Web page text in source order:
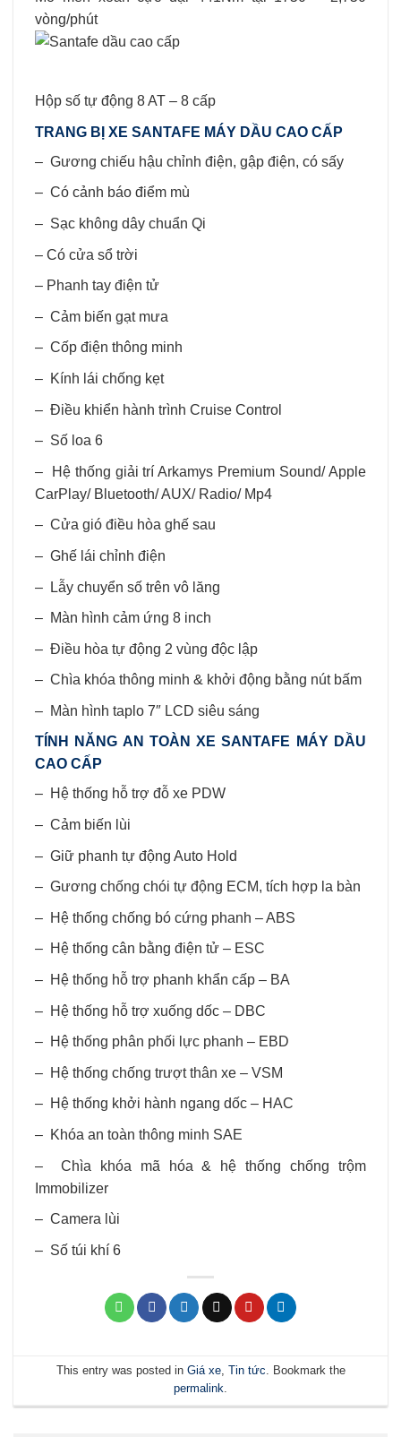
vòng/phút
Hộp số tự động 8 AT – 8 cấp
TRANG BỊ XE SANTAFE MÁY DẦU CAO CẤP
– Gương chiếu hậu chỉnh điện, gập điện, có sấy
– Có cảnh báo điểm mù
– Sạc không dây chuẩn Qi
– Có cửa sổ trời
– Phanh tay điện tử
– Cảm biến gạt mưa
– Cốp điện thông minh
– Kính lái chống kẹt
– Điều khiển hành trình Cruise Control
– Số loa 6
– Hệ thống giải trí Arkamys Premium Sound/ Apple
CarPlay/ Bluetooth/ AUX/ Radio/ Mp4
– Cửa gió điều hòa ghế sau
– Ghế lái chỉnh điện
– Lẫy chuyển số trên vô lăng
– Màn hình cảm ứng 8 inch
– Điều hòa tự động 2 vùng độc lập
– Chìa khóa thông minh & khởi động bằng nút bấm
– Màn hình taplo 7″ LCD siêu sáng
TÍNH NĂNG AN TOÀN XE SANTAFE MÁY DẦU
CAO CẤP
– Hệ thống hỗ trợ đỗ xe PDW
– Cảm biến lùi
– Giữ phanh tự động Auto Hold
– Gương chống chói tự động ECM, tích hợp la bàn
– Hệ thống chống bó cứng phanh – ABS
– Hệ thống cân bằng điện tử – ESC
– Hệ thống hỗ trợ phanh khẩn cấp – BA
– Hệ thống hỗ trợ xuống dốc – DBC
– Hệ thống phân phối lực phanh – EBD
– Hệ thống chống trượt thân xe – VSM
– Hệ thống khởi hành ngang dốc – HAC
– Khóa an toàn thông minh SAE
– Chìa khóa mã hóa & hệ thống chống trộm
Immobilizer
– Camera lùi
– Số túi khí 6
This entry was posted in Giá xe, Tin tức. Bookmark the
permalink.